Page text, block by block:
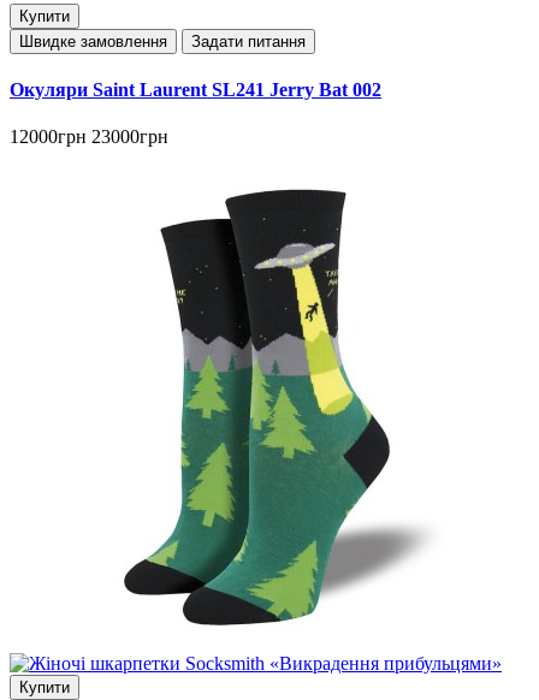
Купити
Швидке замовлення
Задати питання
Окуляри Saint Laurent SL241 Jerry Bat 002
12000грн 23000грн
Купити